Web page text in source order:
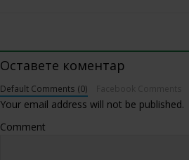
Оставете коментар
Default Comments (0)
Your email address will not be published.
Comment